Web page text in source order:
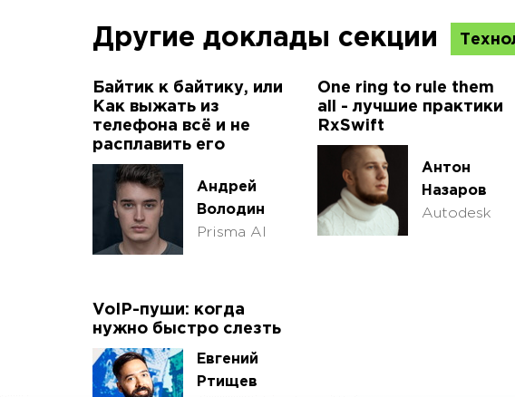
Другие доклады секции
Байтик к байтику, или
Как выжать из
телефона всё и не
расплавить его
Андрей
Володин
Prisma AI
One ring to rule them
all - лучшие практики
RxSwift
Антон
Назаров
Autodesk
VoIP-пуши: когда
нужно быстро слезть
Евгений
Ртищев